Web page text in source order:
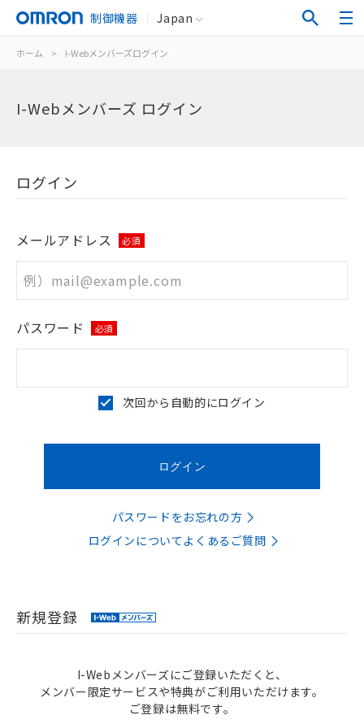
制御機器 Japan
ホーム > I-Webメンバーズログイン
I-Webメンバーズ ログイン
ログイン
メールアドレス 必須
パスワード 必須
次回から自動的にログイン
パスワードをお忘れの方
ログインについてよくあるご質問
新規登録
I-Webメンバーズにご登録いただくと、
メンバー限定サービスや特典がご利用いただけます。
ご登録は無料です。